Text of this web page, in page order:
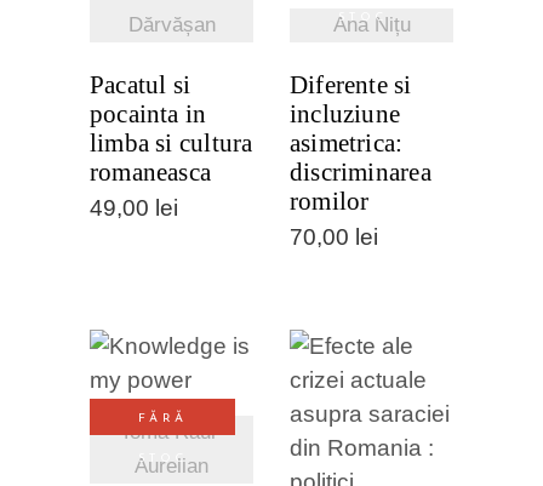
Dărvășan
Pacatul si
pocainta in
limba si cultura
romaneasca
49,00 lei
STOC
Ana Nițu
Diferente si
incluziune
asimetrica:
discriminarea
romilor
70,00 lei
FĂRĂ
STOC
Toma Raul-
Aurelian
VEZI
DETALII
DETALII